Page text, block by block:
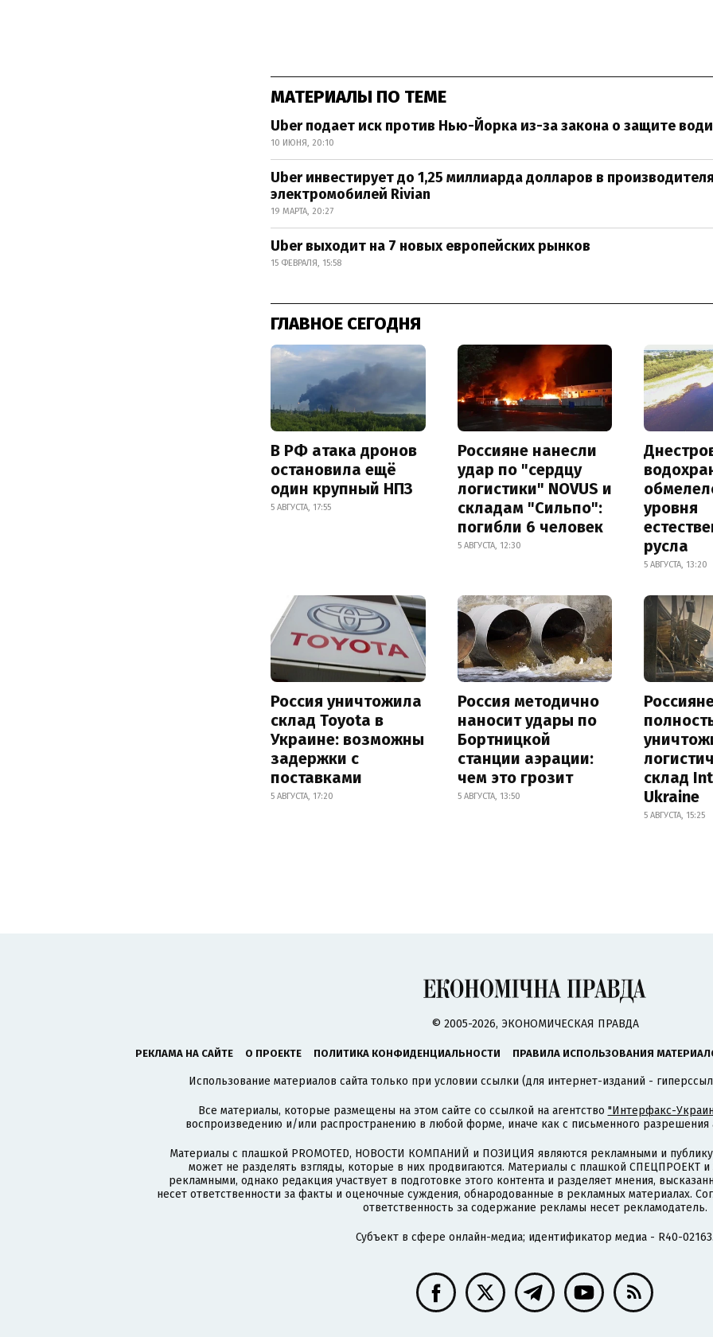
МАТЕРИАЛЫ ПО ТЕМЕ
Uber подает иск против Нью-Йорка из-за закона о защите
10 ИЮНЯ, 20:10
Uber инвестирует до 1,25 миллиарда долларов в производителя
электромобилей Rivian
19 МАРТА, 20:27
Uber выходит на 7 новых европейских рынков
15 ФЕВРАЛЯ, 15:58
ГЛАВНОЕ СЕГОДНЯ
В РФ атака дронов
остановила ещё
один крупный НПЗ
5 АВГУСТА, 17:55
Россияне нанесли
удар по "сердцу
логистики" NOVUS и
складам "Сильпо":
погибли 6 человек
5 АВГУСТА, 12:30
уровня
русла
5 АВГУСТА, 13:20
Россия уничтожила
склад Toyota в
Украине: возможны
задержки с
поставками
5 АВГУСТА, 17:20
Россия методично
наносит удары по
Бортницкой
станции аэрации:
чем это грозит
5 АВГУСТА, 13:50
склад
Ukraine
5 АВГУСТА, 15:25
© 2005-2026, ЭКОНОМИЧЕСКАЯ ПРАВДА
РЕКЛАМА НА САЙТЕ О ПРОЕКТЕ ПОЛИТИКА КОНФИДЕНЦИАЛЬНОСТИ ПРАВИЛА ИСПОЛЬЗОВАНИЯ
Использование материалов сайта только при условии ссылки (для интернет-изданий -
Все материалы, которые размещены на этом сайте со ссылкой на агентство "Интерфакс-
воспроизведению и/или распространению в любой форме, иначе как с письменного разрешения
Материалы с плашкой PROMOTED, НОВОСТИ КОМПАНИЙ и ПОЗИЦИЯ являются рекламными и
может не разделять взгляды, которые в них продвигаются. Материалы с плашкой СПЕЦПРОЕКТ
рекламными, однако редакция участвует в подготовке этого контента и разделяет мнения,
несет ответственности за факты и оценочные суждения, обнародованные в рекламных материалах.
ответственность за содержание рекламы несет рекламодатель.
Субъект в сфере онлайн-медиа; идентификатор медиа - R40-02163.